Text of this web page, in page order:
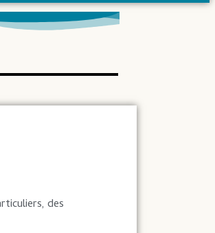
des